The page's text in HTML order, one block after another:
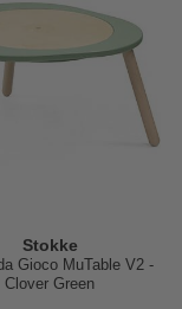
Stokke
Gioco MuTable V2 -
Clover Green